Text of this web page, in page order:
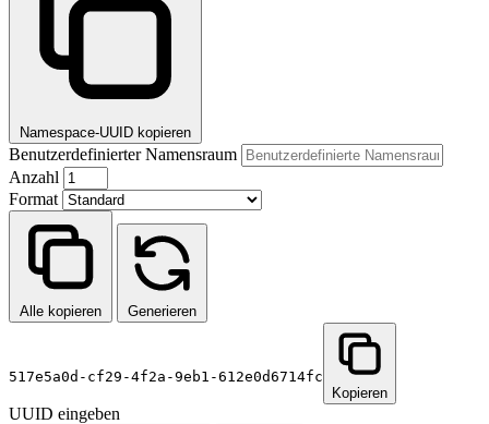
Namespace-UUID kopieren
Benutzerdefinierter Namensraum
Anzahl
Format
Alle kopieren Generieren
517e5a0d-cf29-4f2a-9eb1-612e0d6714fc
Kopieren
UUID eingeben